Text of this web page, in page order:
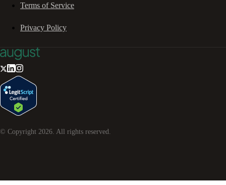
Terms of Service
Privacy Policy
© Copyright 2026 . All rights reserved.